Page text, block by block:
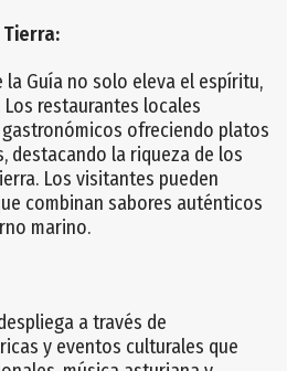
la Guía no solo eleva el espíritu,
restaurantes locales
ofreciendo platos
destacando la riqueza de los
Los visitantes pueden
combinan sabores auténticos
marino.
a través de
y eventos culturales que